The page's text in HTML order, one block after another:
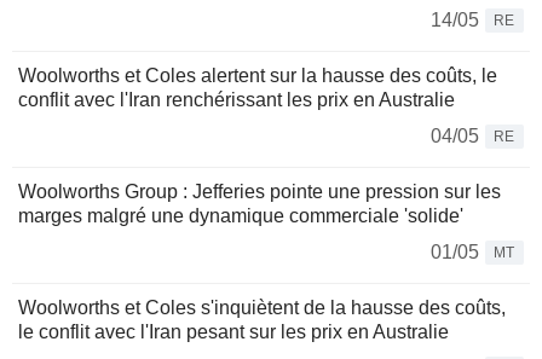
14/05
RE
Woolworths et Coles alertent sur la hausse des coûts, le
conflit avec l'Iran renchérissant les prix en Australie
04/05
RE
Woolworths Group : Jefferies pointe une pression sur les
marges malgré une dynamique commerciale 'solide'
01/05
MT
Woolworths et Coles s'inquiètent de la hausse des coûts,
le conflit avec l'Iran pesant sur les prix en Australie